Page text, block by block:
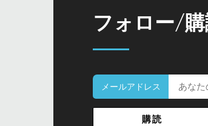
フォロー/
メールアドレス